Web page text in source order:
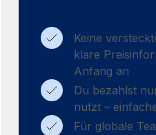
Keine
klare
Anfang an
Du bezahlst
nutzt –
Für globale